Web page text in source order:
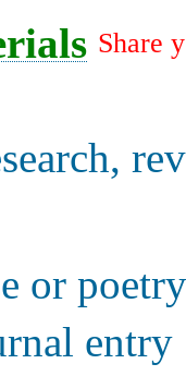
Share
or poetry
entry